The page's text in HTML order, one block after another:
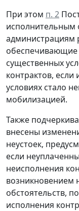
При этом п. 2
исполнительным
администрациям
существенных
контрактов,
условиях стало
мобилизацией.
Также
внесены
неустоек,
если
неисполнения
возникновением
обстоятельств,
исполнения